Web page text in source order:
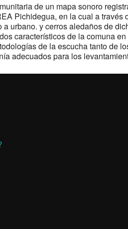
de un mapa sonoro
Pichidegua, en la cual a
urbano. y cerros aledaños de
característicos de la comuna
de la escucha tanto de
adecuados para los